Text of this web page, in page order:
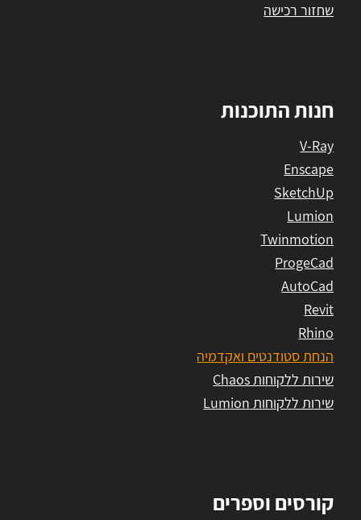
שחזור רכישה
חנות התוכנות
V-Ray
Enscape
SketchUp
Lumion
Twinmotion
ProgeCad
AutoCad
Revit
Rhino
הנחת סטודנטים ואקדמיה
שירות ללקוחות Chaos
שירות ללקוחות Lumion
קורסים וספרים